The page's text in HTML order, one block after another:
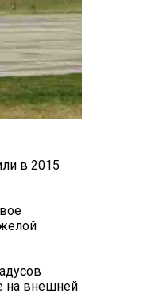
в 2015
на внешней